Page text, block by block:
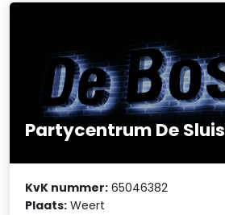
Partycentrum De Sluis
KvK nummer: 65046382
Plaats: Weert